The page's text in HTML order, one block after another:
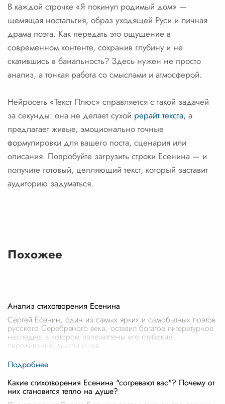
В каждой строчке «Я покинул родимый дом» —
щемящая ностальгия, образ уходящей Руси и личная
драма поэта. Как передать это ощущение в
современном контенте, сохранив глубину и не
скатившись в банальность? Здесь нужен не просто
анализ, а тонкая работа со смыслами и атмосферой.
Нейросеть «Текст Плюс» справляется с такой задачей
за секунды: она не делает сухой рерайт текста, а
предлагает живые, эмоционально точные
формулировки для вашего поста, сценария или
описания. Попробуйте загрузить строки Есенина — и
получите готовый, цепляющий текст, который заставит
аудиторию задуматься.
Похожее
Анализ стихотворения Есенина
Сергей Есенин, один из самых ярких и самобытных поэтов
русского Серебряного века, оставил богатое литературное
наследие, в котором запечатлены его глубокие
переживания, мысли и чув
Какие стихотворения Есенина "согревают вас"? Почему от
них становится тепло на душе?